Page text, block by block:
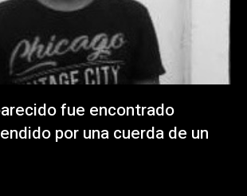
fue encontrado
por una cuerda de un